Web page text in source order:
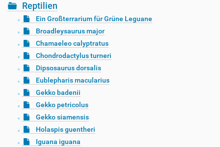
Reptilien
Ein Großterrarium für Grüne Leguane
Broadleysaurus major
Chamaeleo calyptratus
Chondrodactylus turneri
Dipsosaurus dorsalis
Eublepharis macularius
Gekko badenii
Gekko petricolus
Gekko siamensis
Holaspis guentheri
Iguana iguana